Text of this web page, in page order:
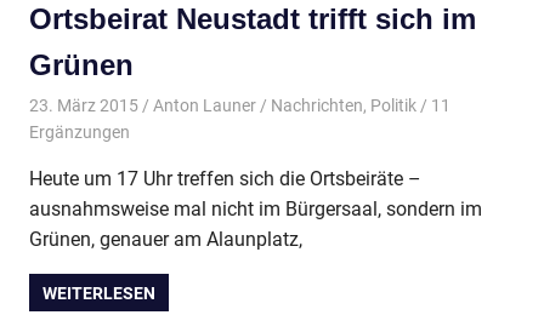
Ortsbeirat Neustadt trifft sich im
Grünen
23. März 2015 Anton Launer Nachrichten, Politik/ 11
Ergänzungen
Heute um 17 Uhr treffen sich die Ortsbeiräte –
ausnahmsweise mal nicht im Bürgersaal, sondern im
Grünen, genauer am Alaunplatz,
WEITERLESEN